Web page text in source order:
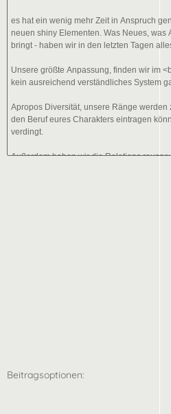
-
-
-
-
-
Beitragsoptionen: